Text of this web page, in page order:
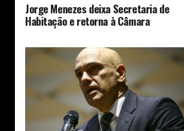
Jorge Menezes deixa Secretaria de
Habitação e retorna à Câmara